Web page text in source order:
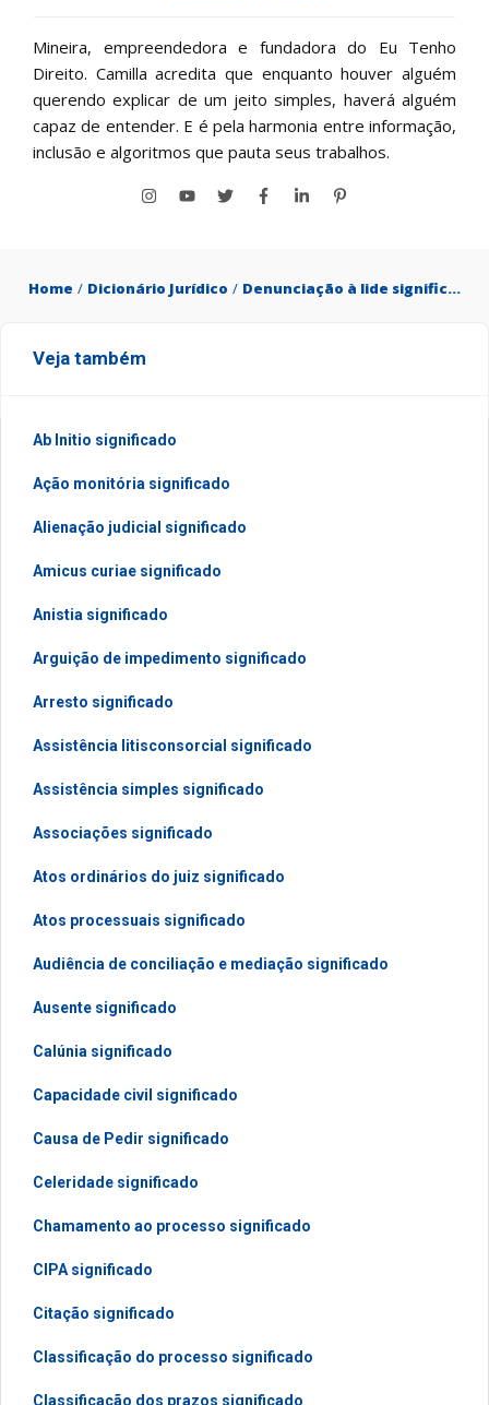
Mineira, empreendedora e fundadora do Eu Tenho
Direito. Camilla acredita que enquanto houver alguém
querendo explicar de um jeito simples, haverá alguém
capaz de entender. E é pela harmonia entre informação,
inclusão e algoritmos que pauta seus trabalhos.
Home / Dicionário Jurídico / Denunciação à lide significado
Veja também
Ab Initio significado
Ação monitória significado
Alienação judicial significado
Amicus curiae significado
Anistia significado
Arguição de impedimento significado
Arresto significado
Assistência litisconsorcial significado
Assistência simples significado
Associações significado
Atos ordinários do juiz significado
Atos processuais significado
Audiência de conciliação e mediação significado
Ausente significado
Calúnia significado
Capacidade civil significado
Causa de Pedir significado
Celeridade significado
Chamamento ao processo significado
CIPA significado
Citação significado
Classificação do processo significado
Classificação dos prazos significado